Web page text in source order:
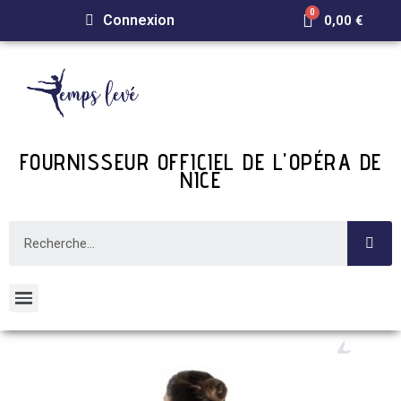
Connexion 0,00 €
FOURNISSEUR OFFICIEL DE L'OPÉRA DE
NICE